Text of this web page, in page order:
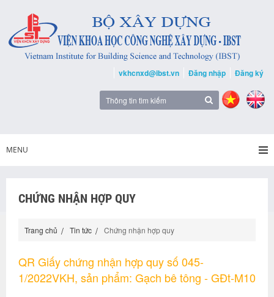
vkhcnxd@ibst.vn Đăng nhập Đăng ký
MENU
CHỨNG NHẬN HỢP QUY
Trang chủ Tin tức Chứng nhận hợp quy
QR Giấy chứng nhận hợp quy số 045-
1/2022VKH, sản phẩm: Gạch bê tông - GĐt-M10